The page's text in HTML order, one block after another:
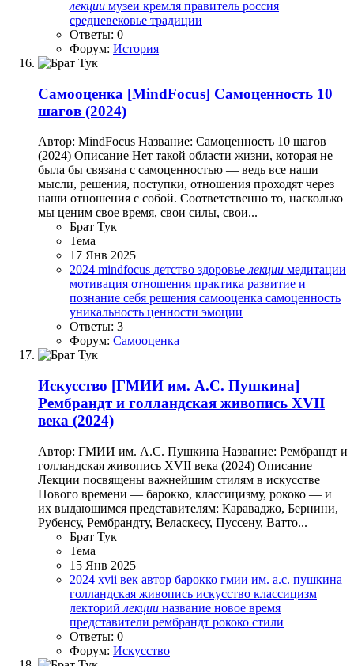
лекции музеи кремля правитель россия
средневековье традиции
Ответы: 0
Форум: История
Самооценка [MindFocus] Самоценность 10
шагов (2024)
Автор: MindFocus Название: Самоценность 10 шагов
(2024) Описание Нет такой области жизни, которая не
была бы связана с самоценностью — ведь все наши
мысли, решения, поступки, отношения проходят через
наши отношения с собой. Соответственно то, насколько
мы ценим свое время, свои силы, свои...
Брат Тук
Тема
17 Янв 2025
2024 mindfocus детство здоровье лекции медитации
мотивация отношения практика развитие и
познание себя решения самооценка самоценность
уникальность ценности эмоции
Ответы: 3
Форум: Самооценка
Искусство [ГМИИ им. А.С. Пушкина]
Рембрандт и голландская живопись XVII
века (2024)
Автор: ГМИИ им. А.С. Пушкина Название: Рембрандт и
голландская живопись XVII века (2024) Описание
Лекции посвящены важнейшим стилям в искусстве
Нового времени — барокко, классицизму, рококо — и
их выдающимся представителям: Караваджо, Бернини,
Рубенсу, Рембрандту, Веласкесу, Пуссену, Ватто...
Брат Тук
Тема
15 Янв 2025
2024 xvii век автор барокко гмии им. а.с. пушкина
голландская живопись искусство классицизм
лекторий лекции название новое время
представители рембрандт рококо стили
Ответы: 0
Форум: Искусство